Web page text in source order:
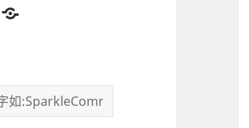
Google